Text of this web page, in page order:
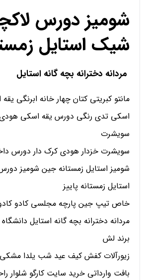
شومیز دورس
شیک استایل
مردانه دخترانه بچه گانه استایل
اسکی تدی رنگی دورس یقه اسکی هودی
سویشرت
سویشرت خزدار هودی کرک دار دورس
شومیز استایل زمستانه جین شومیز
استایل زمستانه پاییز
خاص تیپ جین پارچه مجلسی کادو
مردانه دخترانه بچه گانه استایل
برند لش
زیورآلات کفش کیف عید شب یلدا
بافت وارداتی خرید سایت کارگو شلوار